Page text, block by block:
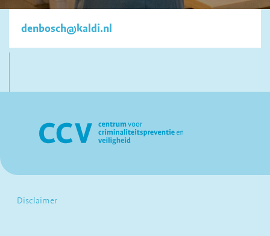
denbosch@kaldi.nl
Disclaimer